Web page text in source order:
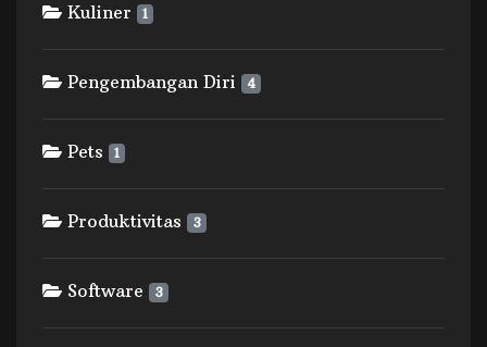
Kuliner 1
Pengembangan Diri 4
Pets 1
Produktivitas 3
Software 3